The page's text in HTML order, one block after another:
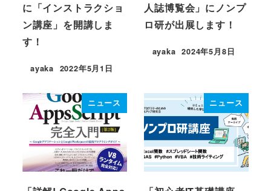
に「インストラクショ
ン講座」を開講しま
す！
ayaka
投稿日
2022年5月1日
人誌博覧会」にノンプ
ロ研が出展します！
ayaka
投稿日
2024年5月8日
ニュース ニュース